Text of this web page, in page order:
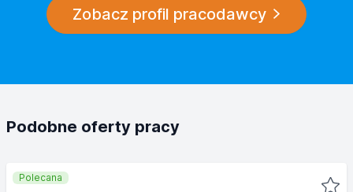
Zobacz profil pracodawcy
Podobne oferty pracy
Polecana